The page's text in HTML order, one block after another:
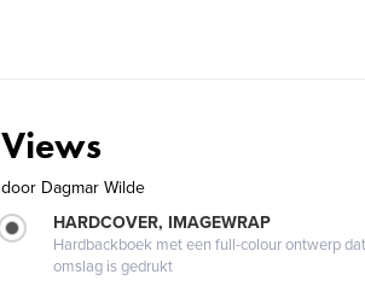
Views
door Dagmar Wilde
HARDCOVER, IMAGEWRAP
Hardbackboek met een full-colour ontwerp
omslag is gedrukt